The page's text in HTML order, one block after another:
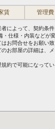
賃 管理費
によって、契約条
仕様・内装などが
お問合せをお願い致
お部屋の詳細は、
約で可能になって